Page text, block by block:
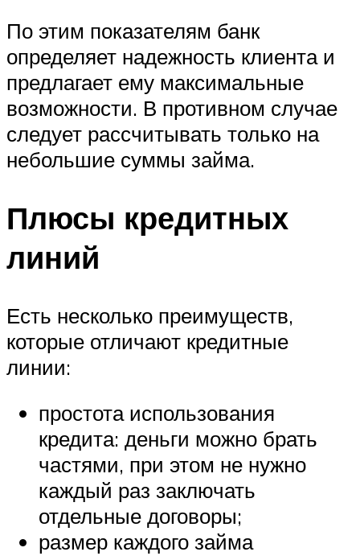
По этим показателям банк
определяет надежность клиента и
предлагает ему максимальные
возможности. В противном случае
следует рассчитывать только на
небольшие суммы займа.
Плюсы кредитных
линий
Есть несколько преимуществ,
которые отличают кредитные
линии:
простота использования
кредита: деньги можно брать
частями, при этом не нужно
каждый раз заключать
отдельные договоры;
размер каждого займа